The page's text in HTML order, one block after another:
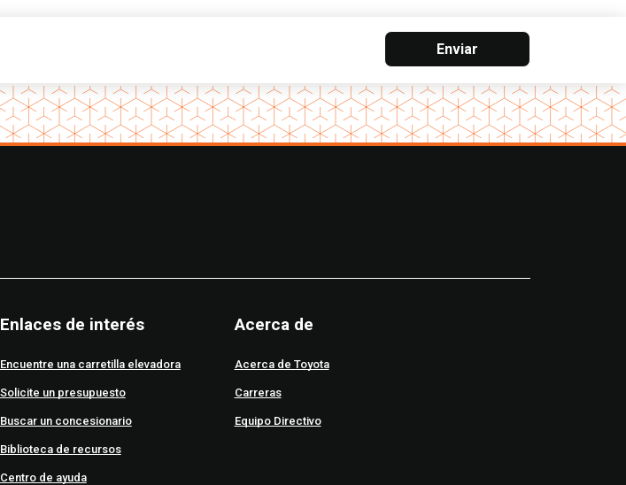
Enviar
Enlaces de interés
Encuentre una carretilla elevadora
Solicite un presupuesto
Buscar un concesionario
Biblioteca de recursos
Centro de ayuda
Acerca de
Acerca de Toyota
Carreras
Equipo Directivo